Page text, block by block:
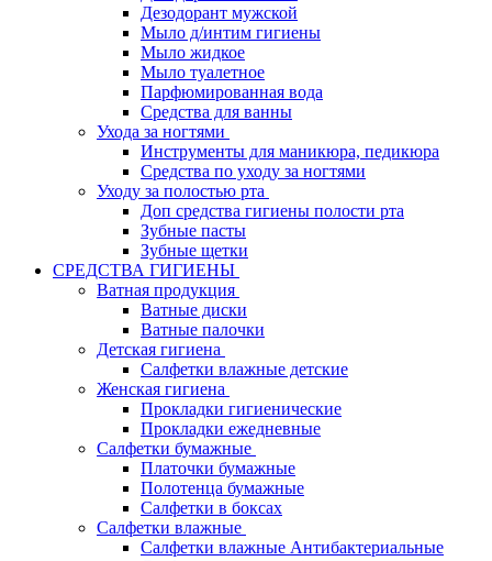
Дезодорант мужской
Мыло д/интим гигиены
Мыло жидкое
Мыло туалетное
Парфюмированная вода
Средства для ванны
Ухода за ногтями
Инструменты для маникюра, педикюра
Средства по уходу за ногтями
Уходу за полостью рта
Доп средства гигиены полости рта
Зубные пасты
Зубные щетки
СРЕДСТВА ГИГИЕНЫ
Ватная продукция
Ватные диски
Ватные палочки
Детская гигиена
Салфетки влажные детские
Женская гигиена
Прокладки гигиенические
Прокладки ежедневные
Салфетки бумажные
Платочки бумажные
Полотенца бумажные
Салфетки в боксах
Салфетки влажные
Салфетки влажные Антибактериальные